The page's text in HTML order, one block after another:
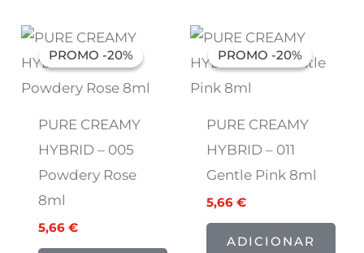
PROMO -20%
PROMO -20%
PURE CREAMY
HYBRID – 005
Powdery Rose
8ml
O
preço
original
7,07 €.
5,66 €
O
preço
atual
5,66 €.
PROMO -20%
PROMO -20%
PURE CREAMY
HYBRID – 011
Gentle Pink 8ml
O
preço
original
era:
7,07 €.
5,66€
O
preço
atual
é:
5,66 €.
ADICIONAR